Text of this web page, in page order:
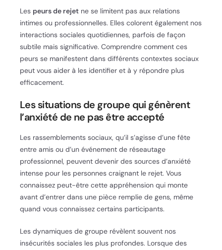
Les peurs de rejet ne se limitent pas aux relations
intimes ou professionnelles. Elles colorent également nos
interactions sociales quotidiennes, parfois de façon
subtile mais significative. Comprendre comment ces
peurs se manifestent dans différents contextes sociaux
peut vous aider à les identifier et à y répondre plus
efficacement.
Les situations de groupe qui génèrent
l’anxiété de ne pas être accepté
Les rassemblements sociaux, qu’il s’agisse d’une fête
entre amis ou d’un événement de réseautage
professionnel, peuvent devenir des sources d’anxiété
intense pour les personnes craignant le rejet. Vous
connaissez peut-être cette appréhension qui monte
avant d’entrer dans une pièce remplie de gens, même
quand vous connaissez certains participants.
Les dynamiques de groupe révèlent souvent nos
insécurités sociales les plus profondes. Lorsque des